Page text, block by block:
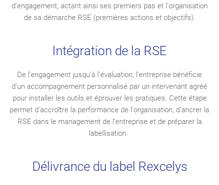
d’engagement, actant ainsi ses premiers pas et l'organisation
de sa démarche RSE (premières actions et objectifs).
Intégration de la RSE
De l'engagement jusqu'à l'évaluation, l'entreprise bénéficie
d'un accompagnement personnalisé par un intervenant agréé
pour installer les outils et éprouver les pratiques. Cette étape
permet d'accroître la performance de l'organisation, d'ancrer la
RSE dans le management de l’entreprise et de préparer la
labellisation.
Délivrance du label Rexcelys